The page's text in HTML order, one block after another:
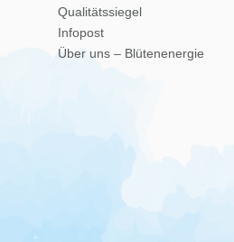
Qualitätssiegel
Infopost
Über uns – Blütenenergie